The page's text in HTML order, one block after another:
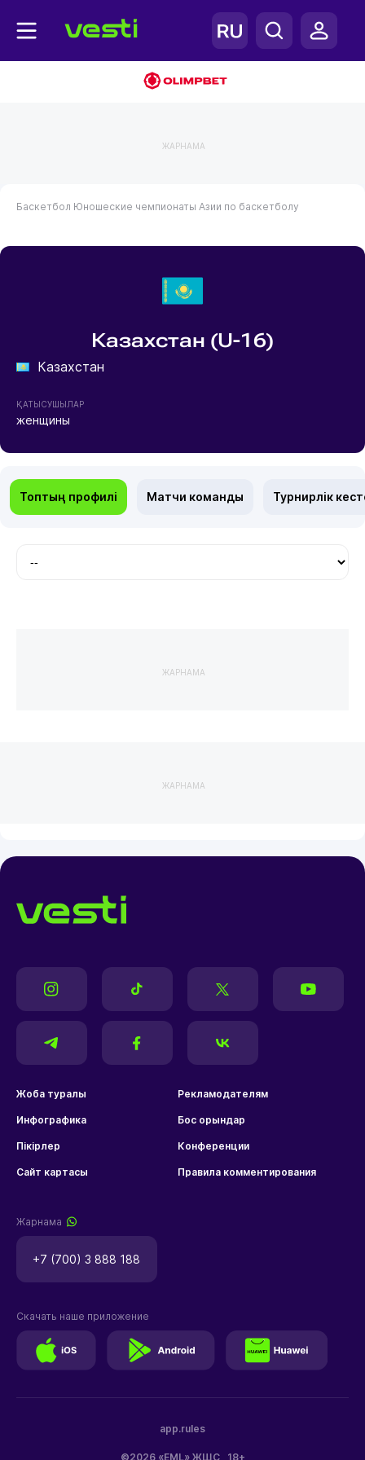
ЖАРНАМА
Баскетбол Юношеские чемпионаты Азии по баскетболу
Казахстан (U-16)
Казахстан
ҚАТЫСУШЫЛАР
женщины
Топтың профилі Матчи команды Турнирлік
ЖАРНАМА
ЖАРНАМА
Жоба туралы Рекламодателям
Инфографика Бос орындар
Пікірлер Конференции
Сайт картасы Правила комментирования
Жарнама
+7 (700) 3 888 188
©2026 «EML» ЖШС 18+
app.rules
Скачать наше приложение